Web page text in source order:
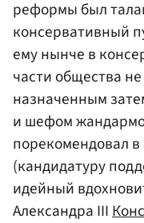
реформы был
консервативный
ему нынче в
части общества
назначенным
и шефом
порекомендовал
(кандидатуру
идейный
Александра III